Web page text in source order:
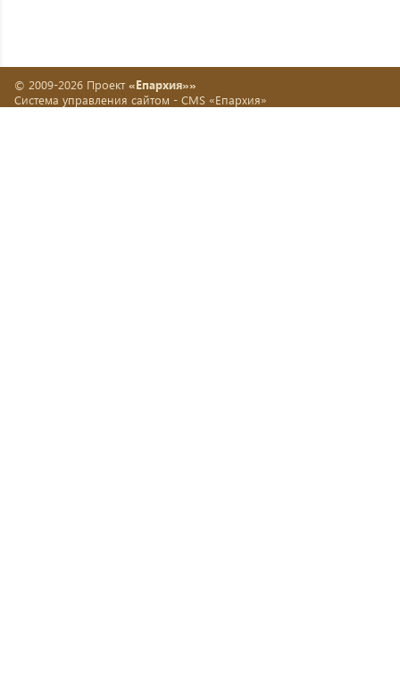
© 2009-2026 Проект «Епархия»»
Система управления сайтом - CMS «Епархия»